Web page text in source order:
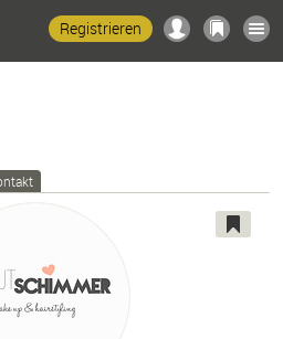
Registrieren